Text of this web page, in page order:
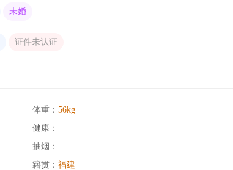
未婚
证件未认证
体重： 56kg
健康：
抽烟：
籍贯： 福建